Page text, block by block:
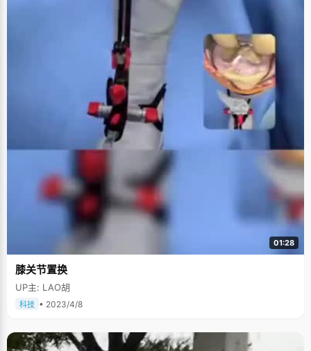
01:28
膝关节置换
UP主: LAO胡
科技 • 2023/4/8